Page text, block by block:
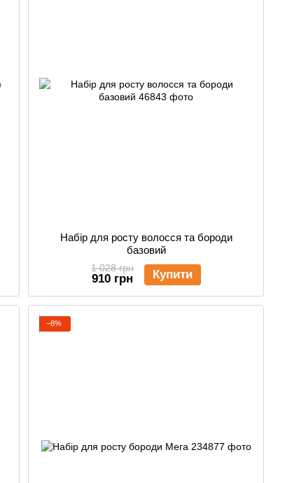
Набір для росту волосся та бороди
базовий
1 028 грн
910 грн Купити
−8%